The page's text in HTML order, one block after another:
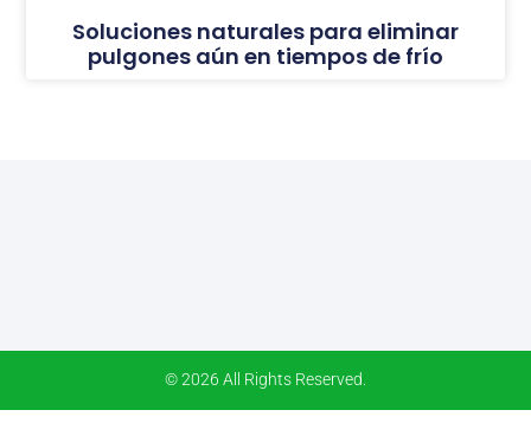
Soluciones naturales para eliminar
pulgones aún en tiempos de frío
© 2026 All Rights Reserved.